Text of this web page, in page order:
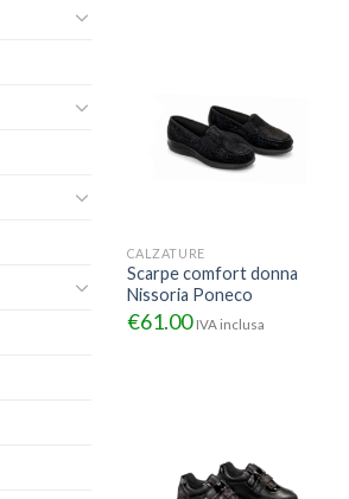
CALZATURE
Scarpe comfort donna
Nissoria Poneco
€61.00 IVA inclusa